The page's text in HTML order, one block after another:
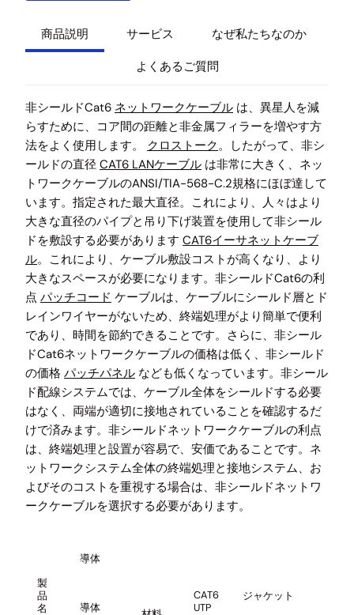
商品説明 サービス なぜ私たちなのか
よくあるご質問
非シールドCat6 ネットワークケーブル は、異星人を減
らすために、コア間の距離と非金属フィラーを増やす方
法をよく使用します。 クロストーク。したがって、非シ
ールドの直径 CAT6 LANケーブル は非常に大きく、ネッ
トワークケーブルのANSI/TIA-568-C.2規格にほぼ達して
います。指定された最大直径。これにより、人々はより
大きな直径のパイプと吊り下げ装置を使用して非シール
ドを敷設する必要があります CAT6イーサネットケーブ
ル。これにより、ケーブル敷設コストが高くなり、より
大きなスペースが必要になります。非シールドCat6の利
点 パッチコード ケーブルは、ケーブルにシールド層とド
レインワイヤーがないため、終端処理がより簡単で便利
であり、時間を節約できることです。さらに、非シール
ドCat6ネットワークケーブルの価格は低く、非シールド
の価格 パッチパネル なども低くなっています。非シール
ド配線システムでは、ケーブル全体をシールドする必要
はなく、両端が適切に接地されていることを確認するだ
けで済みます。非シールドネットワークケーブルの利点
は、終端処理と設置が容易で、安価であることです。ネ
ットワークシステム全体の終端処理と接地システム、お
よびそのコストを重視する場合は、非シールドネットワ
ークケーブルを選択する必要があります。
製
品
名
導体
ジャケット
導体
CAT6
UTP